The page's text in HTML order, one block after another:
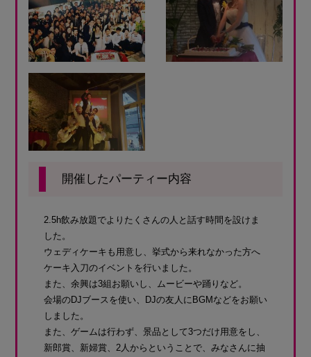
開催したパーティー内容
2.5h飲み放題でよりたくさんの人と話す時間を設けま
した。
ウェディケーキも用意し、挙式から来れなかった方へ
ケーキ入刀のイベントを行いました。
また、余興は3組お願いし、ムービーや踊りなど。
会場のDJブースを使い、DJの友人にBGMなどをお願い
しました。
また、ゲームは行わず、景品として3つだけ用意をし、
新郎賞、新婦賞、2人からということで、みなさんに抽